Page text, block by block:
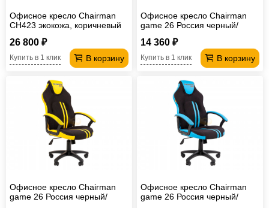
Офисное кресло Chairman
CH423 экокожа, коричневый
26 800 ₽
В корзину
Купить в 1 клик
Офисное кресло Chairman
game 26 Россия черный/
14 360 ₽
В корзину
Купить в 1 клик
Офисное кресло Chairman
game 26 Россия черный/
Офисное кресло Chairman
game 26 Россия черный/